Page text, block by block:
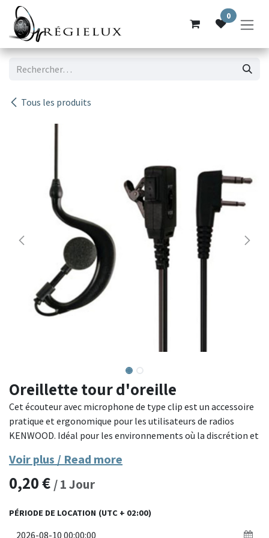
Se rendre au contenu
0
Tous les produits
Oreillette tour d'oreille
Cet écouteur avec microphone de type clip est un accessoire
pratique et ergonomique pour les utilisateurs de radios
KENWOOD. Idéal pour les environnements où la discrétion et
efficace et mains libres.
Modèle : KENWOOD EMC-12
Caractéristiques : Microphone avec clip intégré, écouteur
confortable avec crochet pour oreille
Voir plus / Read more
0,20€ /1Jour
PÉRIODE DE LOCATION (UTC + 02:00)